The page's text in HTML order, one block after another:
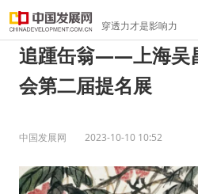
穿透力才是影响力
追踵缶翁——上海吴
会第二届提名展
中国发展网 2023-10-10 10:52